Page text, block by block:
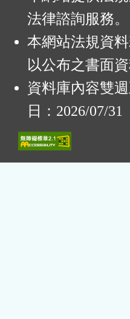
法律諮詢服務。
本網站法規資
以公布之書面資
資料庫內容雙
日：2026/07/31